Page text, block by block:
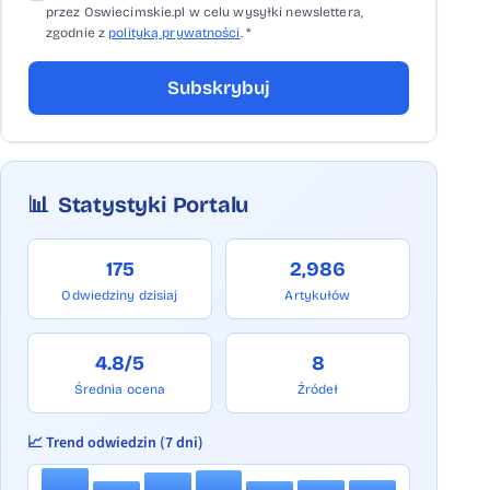
przez Oswiecimskie.pl w celu wysyłki newslettera,
zgodnie z polityką prywatności. *
Subskrybuj
📊 Statystyki Portalu
175
Odwiedziny dzisiaj
2,986
Artykułów
4.8/5
Średnia ocena
8
Źródeł
📈 Trend odwiedzin (7 dni)